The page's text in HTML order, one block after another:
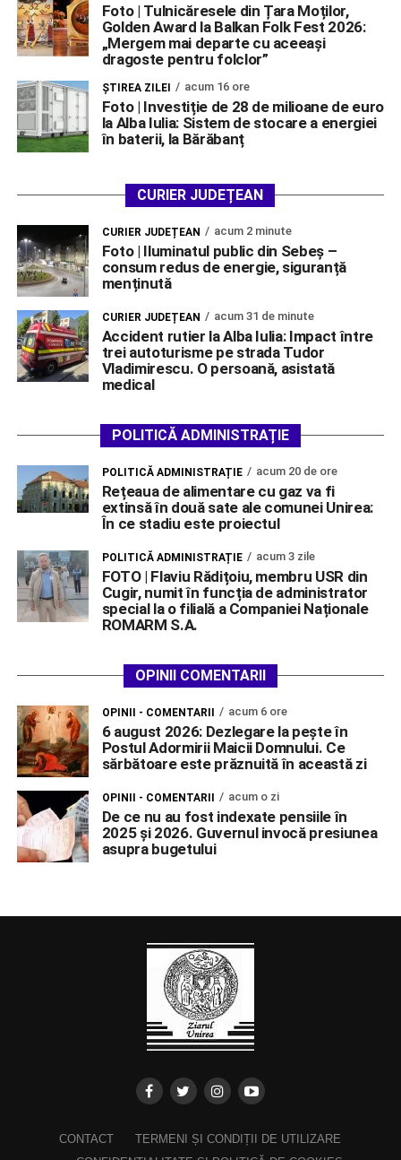
Foto | Tulnicăresele din Țara Moților,
Golden Award la Balkan Folk Fest 2026:
„Mergem mai departe cu aceeași
dragoste pentru folclor”
ŞTIREA ZILEI acum 16 ore
Foto | Investiție de 28 de milioane de euro
la Alba Iulia: Sistem de stocare a energiei
în baterii, la Bărăbanț
CURIER JUDEȚEAN
CURIER JUDEȚEAN acum 2 minute
Foto | Iluminatul public din Sebeș –
consum redus de energie, siguranță
menținută
CURIER JUDEȚEAN acum 31 de minute
Accident rutier la Alba Iulia: Impact între
trei autoturisme pe strada Tudor
Vladimirescu. O persoană, asistată
medical
POLITICĂ ADMINISTRAȚIE
POLITICĂ ADMINISTRAȚIE acum 20 de ore
Rețeaua de alimentare cu gaz va fi
extinsă în două sate ale comunei Unirea:
În ce stadiu este proiectul
POLITICĂ ADMINISTRAȚIE acum 3 zile
FOTO | Flaviu Rădițoiu, membru USR din
Cugir, numit în funcția de administrator
special la o filială a Companiei Naționale
ROMARM S.A.
OPINII COMENTARII
OPINII - COMENTARII acum 6 ore
6 august 2026: Dezlegare la pește în
Postul Adormirii Maicii Domnului. Ce
sărbătoare este prăznuită în această zi
OPINII - COMENTARII acum o zi
De ce nu au fost indexate pensiile în
2025 și 2026. Guvernul invocă presiunea
asupra bugetului
CONTACT
TERMENI ȘI CONDIȚII DE UTILIZARE